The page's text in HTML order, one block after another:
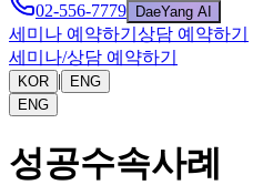
02-556-7779
DaeYang AI
세미나 예약하기 상담 예약하기
세미나/상담 예약하기
KOR |
ENG
ENG
성공수속사례